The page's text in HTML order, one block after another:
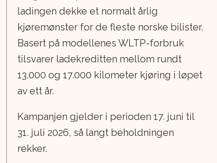
ladingen dekke et normalt årlig
kjøremønster for de fleste norske bilister.
Basert på modellenes WLTP-forbruk
tilsvarer ladekreditten mellom rundt
13.000 og 17.000 kilometer kjøring i løpet
av ett år.
Kampanjen gjelder i perioden 17. juni til
31. juli 2026, så langt beholdningen
rekker.